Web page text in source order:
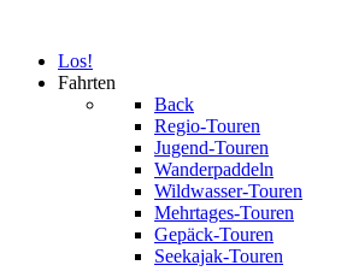
Los!
Fahrten
Back
Regio-Touren
Jugend-Touren
Wanderpaddeln
Wildwasser-Touren
Mehrtages-Touren
Gepäck-Touren
Seekajak-Touren